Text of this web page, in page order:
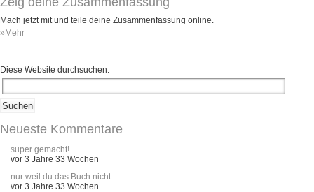
Mach jetzt mit und teile deine Zusammenfassung online.
»Mehr
Diese Website durchsuchen:
Neueste Kommentare
super gemacht!
vor 3 Jahre 33 Wochen
nur weil du das Buch nicht
vor 3 Jahre 33 Wochen